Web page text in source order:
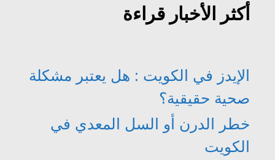
أكثر الأخبار قراءة
الإيدز في الكويت : هل يعتبر مشكلة
صحية حقيقية؟
خطر الدرن أو السل المعدي في
الكويت